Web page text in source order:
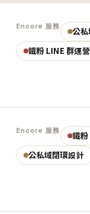
Encore 服務
公
鐵粉 LINE 群運營
Encore 服務
鐵
公私域閉環設計